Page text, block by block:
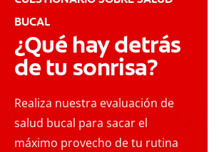
BUCAL
¿Qué hay detrás
de tu sonrisa?
Realiza nuestra evaluación de
salud bucal para sacar el
máximo provecho de tu rutina